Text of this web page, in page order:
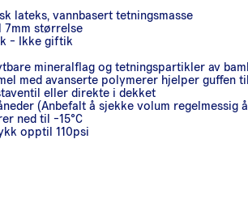
lateks, vannbasert tetningsmasse
størrelse
- Ikke giftik
mineralflag og tetningspartikler av
med avanserte polymerer hjelper guffen
eller direkte i dekket
(Anbefalt å sjekke volum regelmessig
ned til -15°C
opptil 110psi